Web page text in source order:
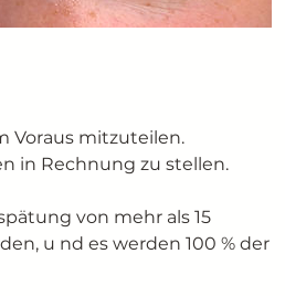
Voraus mitzuteilen.
in Rechnung zu stellen.
von mehr als 15
u nd es werden 100 % der